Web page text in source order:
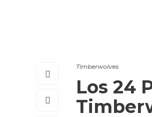
Timberwolves
Los 24